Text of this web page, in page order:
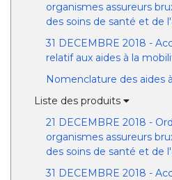
organismes assureurs
des soins de santé et de
31 DECEMBRE 2018 -
relatif aux aides à la
Nomenclature des aides
Liste des produits
21 DECEMBRE 2018 -
organismes assureurs
des soins de santé et de
31 DECEMBRE 2018 -